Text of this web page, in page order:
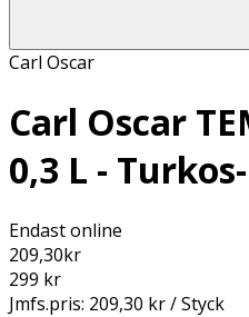
Carl Oscar
Carl Oscar
0,3 L -
Endast online
209,30kr
299 kr
Jmfs.pris: 209,30 kr / Styck